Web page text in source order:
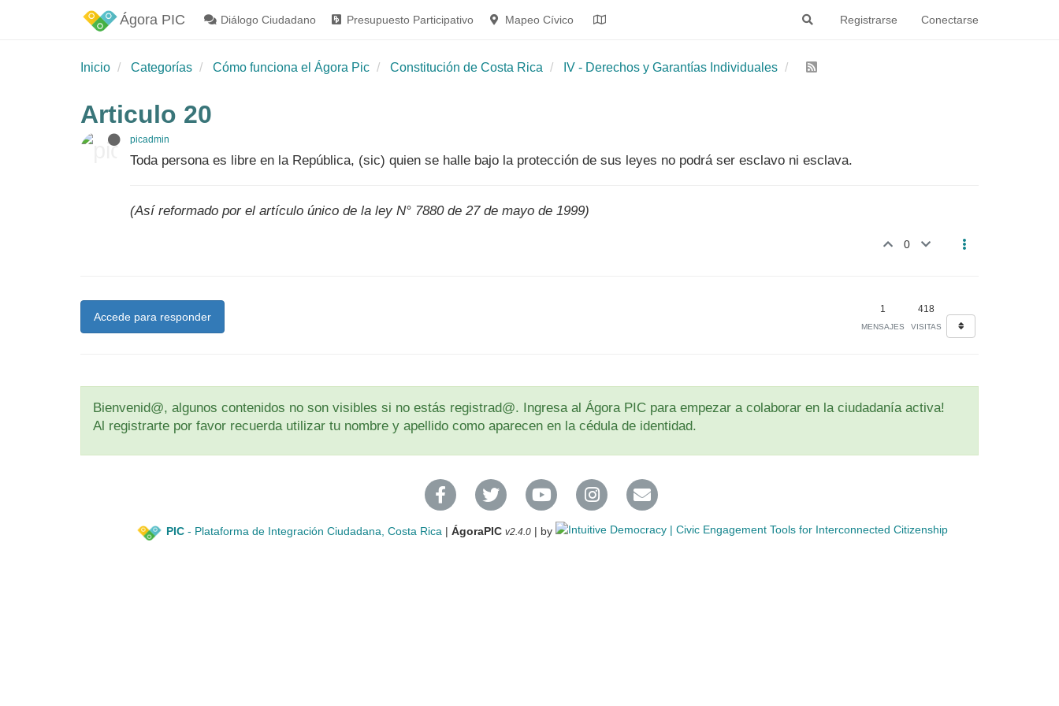
Ágora PIC Registrarse Conectarse
Diálogo Ciudadano Presupuesto Participativo Mapeo Cívico
Inicio Categorías Cómo funciona el Ágora Pic Constitución de Costa Rica IV - Derechos y Garantías Individuales
Articulo 20
picadmin
Toda persona es libre en la República, (sic) quien se halle bajo la protección de sus leyes no podrá ser esclavo ni esclava.
(Así reformado por el artículo único de la ley N° 7880 de 27 de mayo de 1999)
0
Accede para responder
1
MENSAJES
418
VISITAS
Bienvenid@, algunos contenidos no son visibles si no estás registrad@. Ingresa al Ágora PIC para empezar a colaborar en la ciudadanía activa!
Al registrarte por favor recuerda utilizar tu nombre y apellido como aparecen en la cédula de identidad.
PIC- Plataforma de Integración Ciudadana, Costa Rica| ÁgoraPIC v2.4.0| by